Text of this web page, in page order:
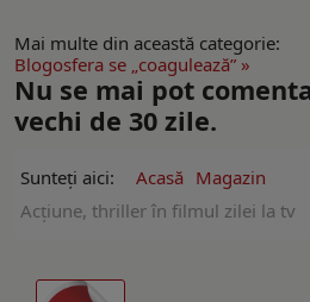
Mai multe din această categorie:
Blogosfera se „coagulează” »
Nu se mai pot
vechi de 30 zile.
Sunteți aici: Acasă Magazin
Acţiune, thriller în filmul zilei la tv